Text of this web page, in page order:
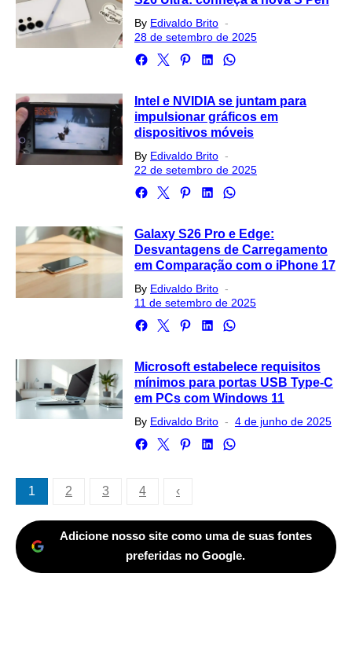
By Edivaldo Brito
on
28 de setembro de 2025
Intel e NVIDIA se juntam para
impulsionar gráficos em
dispositivos móveis
By Edivaldo Brito
on
22 de setembro de 2025
Galaxy S26 Pro e Edge:
Desvantagens de Carregamento
em Comparação com o iPhone 17
By Edivaldo Brito
on
11 de setembro de 2025
Microsoft estabelece requisitos
mínimos para portas USB Type-C
em PCs com Windows 11
By Edivaldo Brito
Posted
4 de junho de 2025
Paginação
posts
1 2 3 4 ‹
Adicione nosso site como uma de suas fontes
preferidas no Google.